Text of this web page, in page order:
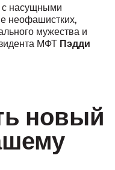
с насущными
неофашистких,
мужества и
МФТ Пэдди
новый